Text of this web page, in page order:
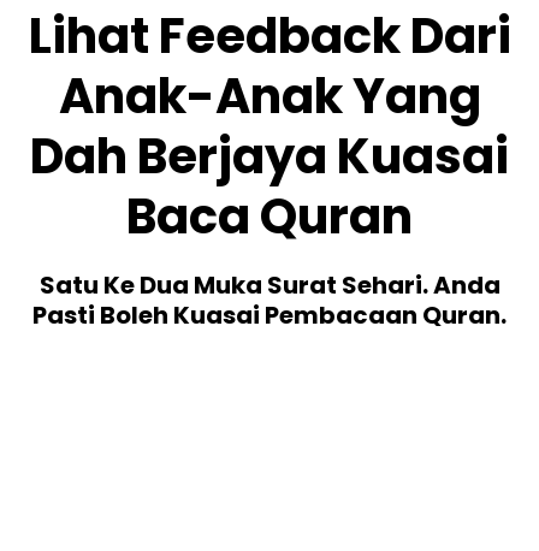
Lihat Feedback Dari
Anak-Anak Yang
Dah Berjaya Kuasai
Baca Quran
Satu Ke Dua Muka Surat Sehari. Anda
Pasti Boleh Kuasai Pembacaan Quran.